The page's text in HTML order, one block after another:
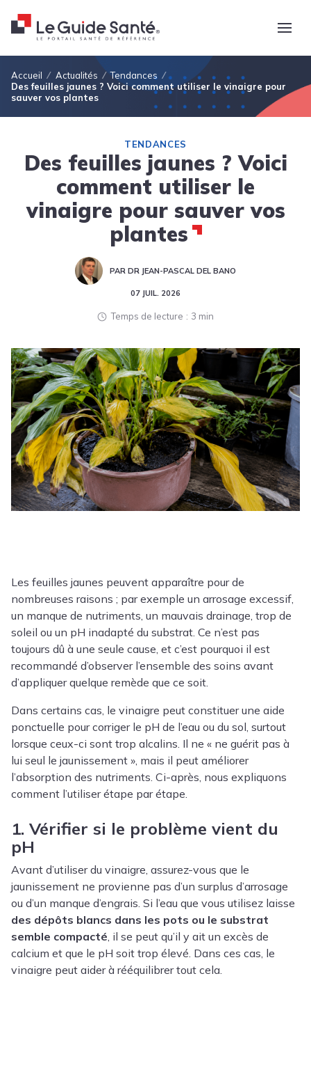
Fil d'Ariane
Accueil Actualités
Tendances
Des feuilles jaunes ? Voici comment utiliser le vinaigre pour
sauver vos plantes
TENDANCES
Des feuilles jaunes ? Voici
comment utiliser le
vinaigre pour sauver vos
plantes
PAR DR JEAN-PASCAL DEL BANO
07 JUIL. 2026
Temps de lecture 3 min
Les feuilles jaunes peuvent apparaître pour de
nombreuses raisons ; par exemple un arrosage excessif,
un manque de nutriments, un mauvais drainage, trop de
soleil ou un pH inadapté du substrat. Ce n’est pas
toujours dû à une seule cause, et c’est pourquoi il est
recommandé d’observer l’ensemble des soins avant
d’appliquer quelque remède que ce soit.
Dans certains cas, le vinaigre peut constituer une aide
ponctuelle pour corriger le pH de l’eau ou du sol, surtout
lorsque ceux-ci sont trop alcalins. Il ne « ne guérit pas à
lui seul le jaunissement », mais il peut améliorer
l’absorption des nutriments. Ci-après, nous expliquons
comment l’utiliser étape par étape.
1. Vérifier si le problème vient du
pH
Avant d’utiliser du vinaigre, assurez-vous que le
jaunissement ne provienne pas d’un surplus d’arrosage
ou d’un manque d’engrais. Si l’eau que vous utilisez laisse
des dépôts blancs dans les pots ou le substrat
semble compacté, il se peut qu’il y ait un excès de
calcium et que le pH soit trop élevé. Dans ces cas, le
vinaigre peut aider à rééquilibrer tout cela.